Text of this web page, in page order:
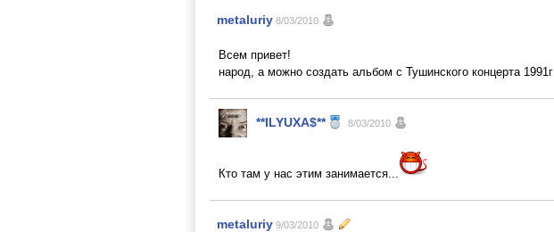
metaluriy 8/03/2010
Всем привет!
народ, а можно создать альбом с Тушинского концерта 1991г
**ILYUXA$** 8/03/2010
Кто там у нас этим занимается...
metaluriy 9/03/2010